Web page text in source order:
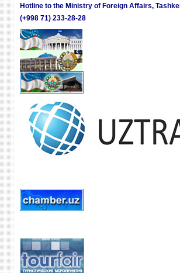
Hotline to the Ministry of Foreign Affairs,
(+998 71) 233-28-28